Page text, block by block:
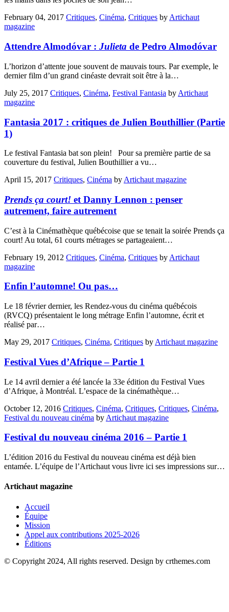
February 04, 2017 Critiques, Cinéma, Critiques by Artichaut
magazine
Attendre Almodóvar : Julieta de Pedro Almodóvar
L’horizon d’attente joue souvent de mauvais tours. Par exemple, le
dernier film d’un grand cinéaste devrait soit être à la…
July 25, 2017 Critiques, Cinéma, Festival Fantasia by Artichaut
magazine
Fantasia 2017 : critiques de Julien Bouthillier (Partie
1)
Le festival Fantasia bat son plein! Pour sa première partie de sa
couverture du festival, Julien Bouthillier a vu…
April 15, 2017 Critiques, Cinéma by Artichaut magazine
Prends ça court! et Danny Lennon : penser
autrement, faire autrement
C’est à la Cinémathèque québécoise que se tenait la soirée Prends ça
court! Au total, 61 courts métrages se partageaient…
February 19, 2012 Critiques, Cinéma, Critiques by Artichaut
magazine
Enfin l’automne! Ou pas…
Le 18 février dernier, les Rendez-vous du cinéma québécois
(RVCQ) présentaient le long métrage Enfin l’automne, écrit et
réalisé par…
May 29, 2017 Critiques, Cinéma, Critiques by Artichaut magazine
Festival Vues d’Afrique – Partie 1
Le 14 avril dernier a été lancée la 33e édition du Festival Vues
d’Afrique, à Montréal. L’espace de la cinémathèque…
October 12, 2016 Critiques, Cinéma, Critiques, Critiques, Cinéma,
Festival du nouveau cinéma by Artichaut magazine
Festival du nouveau cinéma 2016 – Partie 1
L’édition 2016 du Festival du nouveau cinéma est déjà bien
entamée. L’équipe de l’Artichaut vous livre ici ses impressions sur…
Artichaut magazine
Accueil
Équipe
Mission
Appel aux contributions 2025-2026
Éditions
© Copyright 2024, All rights reserved. Design by crthemes.com